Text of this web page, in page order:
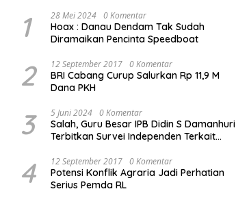
1 28 Mei 2024 0 Komentar
Hoax : Danau Dendam Tak Sudah
Diramaikan Pencinta Speedboat
2 12 September 2017 0 Komentar
BRI Cabang Curup Salurkan Rp 11,9 M
Dana PKH
3 5 Juni 2024 0 Komentar
Salah, Guru Besar IPB Didin S Damanhuri
Terbitkan Survei Independen Terkait
4 12 September 2017 0 Komentar
Potensi Konflik Agraria Jadi Perhatian
Serius Pemda RL